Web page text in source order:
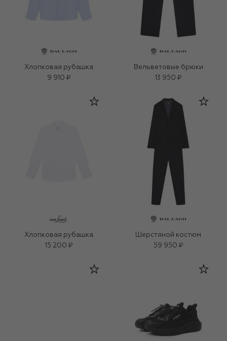
Хлопковая рубашка
9 910 ₽
Вельветовые брюки
13 950 ₽
Хлопковая рубашка
15 200 ₽
Шерстяной костюм
59 950 ₽